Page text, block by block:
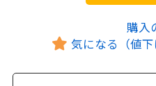
購入
気になる（値下